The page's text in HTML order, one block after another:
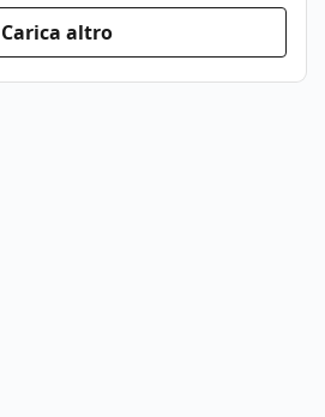
Carica altro